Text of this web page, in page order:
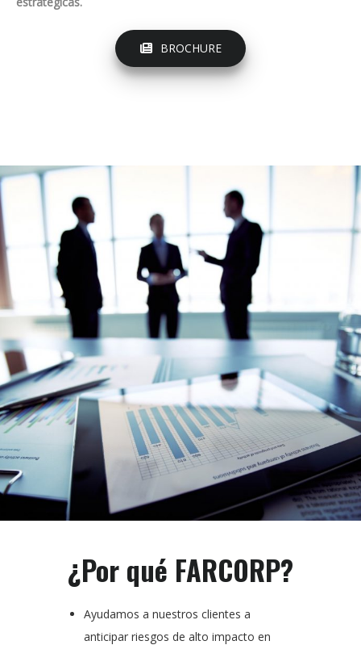
BROCHURE
¿Por qué FARCORP?
Ayudamos a nuestros clientes a
anticipar riesgos de alto impacto en